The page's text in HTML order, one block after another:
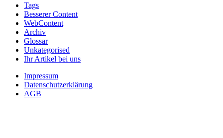
Tags
Besserer Content
WebContent
Archiv
Glossar
Unkategorised
Ihr Artikel bei uns
Impressum
Datenschutzerklärung
AGB